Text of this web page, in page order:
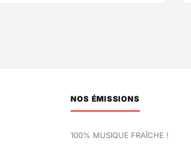
NOS ÉMISSIONS
100% MUSIQUE FRAÎCHE !